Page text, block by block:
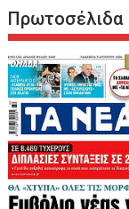
Πρωτοσέλιδα